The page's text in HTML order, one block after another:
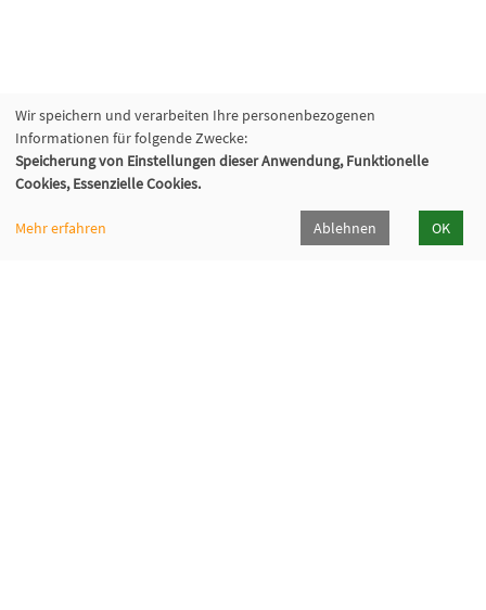
Wir speichern und verarbeiten Ihre personenbezogenen
Informationen für folgende Zwecke:
Speicherung von Einstellungen dieser Anwendung, Funktionelle
Cookies, Essenzielle Cookies.
Mehr erfahren Ablehnen OK